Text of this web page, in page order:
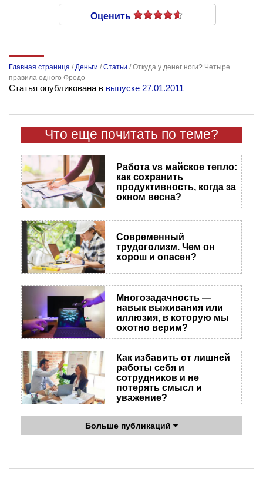
Оценить
Главная страница /Деньги /Статьи /Откуда у денег ноги? Четыре
правила одного Фродо
Статья опубликована в выпуске 27.01.2011
Что еще почитать по теме?
Работа vs майское тепло:
как сохранить
продуктивность, когда за
окном весна?
Современный
трудоголизм. Чем он
хорош и опасен?
Многозадачность —
навык выживания или
иллюзия, в которую мы
охотно верим?
Как избавить от лишней
работы себя и
сотрудников и не
потерять смысл и
уважение?
Больше публикаций